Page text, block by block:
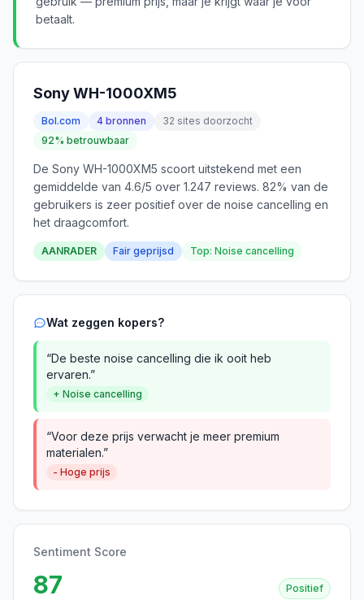
betaalt.
Sony WH-1000XM5
Bol.com 4 bronnen
32 sites doorzocht
92% betrouwbaar
De Sony WH-1000XM5 scoort uitstekend met een
gemiddelde van 4.6/5 over 1.247 reviews. 82% van de
gebruikers is zeer positief over de noise cancelling en
het draagcomfort.
AANRADER Fair geprijsd Top: Noise cancelling
Wat zeggen kopers?
“De beste noise cancelling die ik ooit heb
ervaren.”
+ Noise cancelling
“Voor deze prijs verwacht je meer premium
materialen.”
- Hoge prijs
Sentiment Score
87 Positief